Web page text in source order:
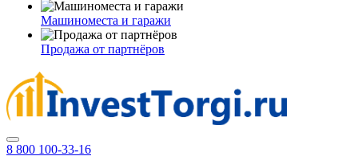
Машиноместа и гаражи
Продажа от партнёров
8 800 100-33-16